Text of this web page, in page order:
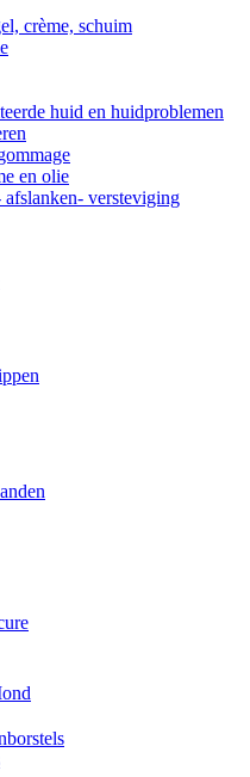
crème, schuim
huid en huidproblemen
en olie
versteviging